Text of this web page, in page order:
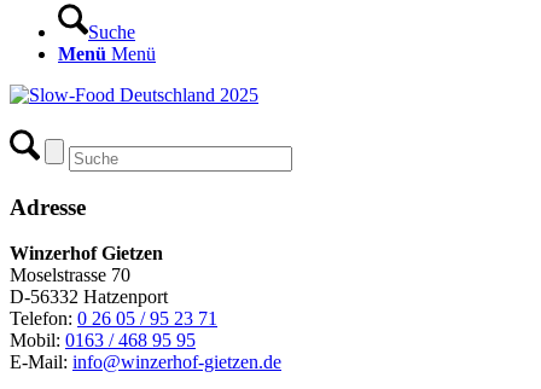
Suche
Menü Menü
Adresse
Winzerhof Gietzen
Moselstrasse 70
D-56332 Hatzenport
Telefon: 0 26 05 / 95 23 71
Mobil: 0163 / 468 95 95
E-Mail: info@winzerhof-gietzen.de